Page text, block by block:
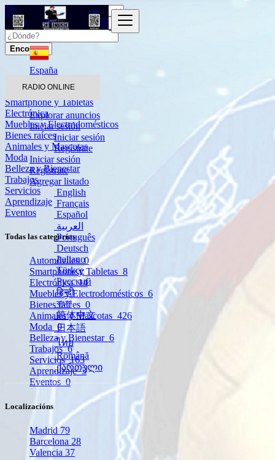
RADIO ONLINE
Explorar anuncios
Iniciar sesión
Iniciar sesión
Regístrate
Iniciar sesión
Regístrate
Agregar listado
English
Français
Español
العربية
Português
Deutsch
Italiano
Türkçe
Русский
हिन्दी
বাংলা
简体中文
日本語
ไทย
Română
ქართული
Encontrar
España
Automóviles
Smartphone y Tabletas
Electrónica
Muebles y Electrodomésticos
Bienes raíces
Animales y Mascotas
Moda
Belleza y Bienestar
Trabajos
Servicios
Aprendizaje
Eventos
Todas las categorías
Automóviles0
Smartphone y Tabletas 8
Electrónica14
Muebles y Electrodomésticos 6
Bienes raíces 0
Animales y Mascotas 426
Moda 0
Belleza y Bienestar 6
Trabajos6
Servicios163
Aprendizaje3
Eventos 0
Localizacións
Madrid79
Barcelona 28
Valencia 37